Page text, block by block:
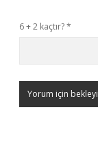
6 + 2 kaçtır?*